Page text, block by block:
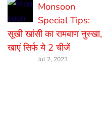
Monsoon
Special Tips:
सूखी खांसी का रामबाण नुस्खा,
खाएं सिर्फ ये 2 चीजें
Jul 2, 2023